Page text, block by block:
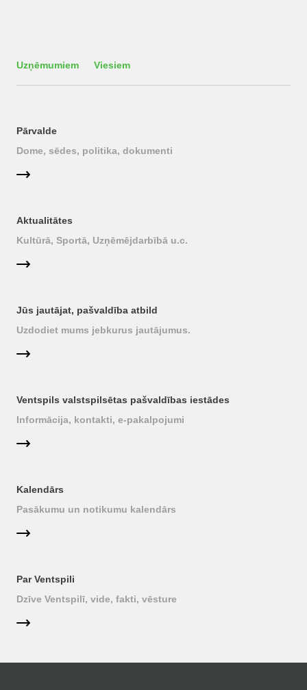
Uzņēmumiem Viesiem
Pārvalde
Dome, sēdes, politika, dokumenti
Aktualitātes
Kultūrā, Sportā, Uzņēmējdarbībā u.c.
Jūs jautājat, pašvaldība atbild
Uzdodiet mums jebkurus jautājumus.
Ventspils valstspilsētas pašvaldības iestādes
Informācija, kontakti, e-pakalpojumi
Kalendārs
Pasākumu un notikumu kalendārs
Par Ventspili
Dzīve Ventspilī, vide, fakti, vēsture